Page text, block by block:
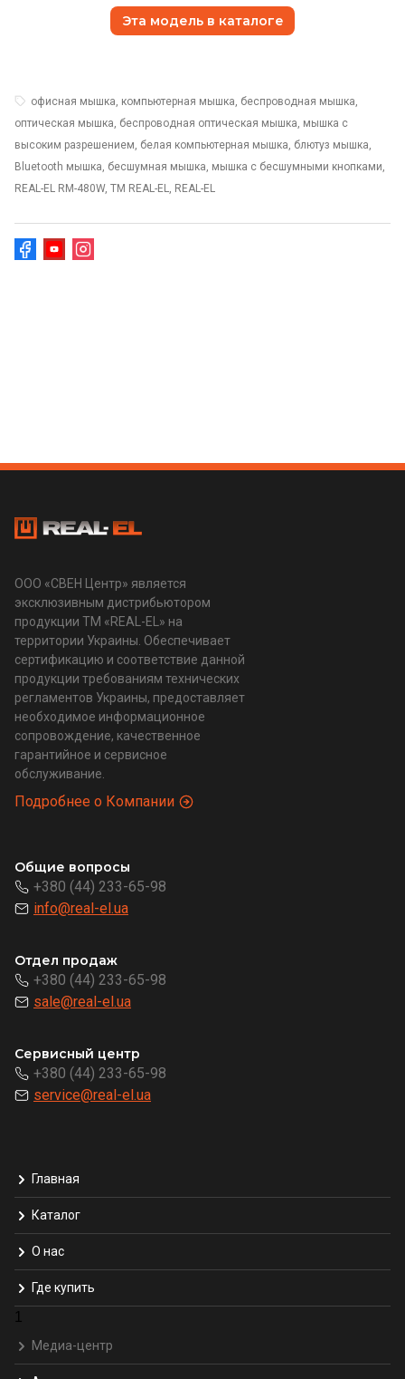
Эта модель в каталоге
офисная мышка, компьютерная мышка, беспроводная мышка,
оптическая мышка, беспроводная оптическая мышка, мышка с
высоким разрешением, белая компьютерная мышка, блютуз мышка,
Bluetooth мышка, бесшумная мышка, мышка с бесшумными кнопками,
REAL-EL RM-480W, TM REAL-EL, REAL-EL
ООО «СВЕН Центр» является
эксклюзивным дистрибьютором
продукции ТМ «REAL-EL» на
территории Украины. Обеспечивает
сертификацию и соответствие данной
продукции требованиям технических
регламентов Украины, предоставляет
необходимое информационное
сопровождение, качественное
гарантийное и сервисное
обслуживание.
Подробнее о Компании
Общие вопросы
+380 (44) 233-65-98
info@real-el.ua
Отдел продаж
+380 (44) 233-65-98
sale@real-el.ua
Сервисный центр
+380 (44) 233-65-98
service@real-el.ua
Главная
Каталог
О нас
Где купить
1
Медиа-центр